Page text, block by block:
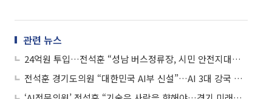
관련 뉴스
24억원 투입…전석훈 “성남 버스정류장, 시민 안전지대로 바꿨다”
전석훈 경기도의원 “대한민국 AI부 신설”…AI 3대 강국 도약 전략 제시